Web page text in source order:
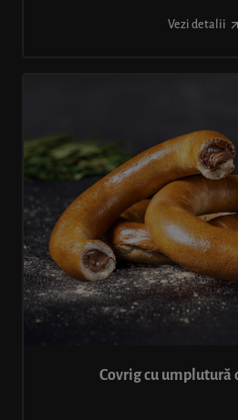
Vezi detalii
Covrig cu umplutură